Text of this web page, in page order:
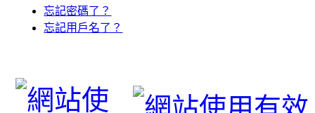
忘記密碼了？
忘記用戶名了？